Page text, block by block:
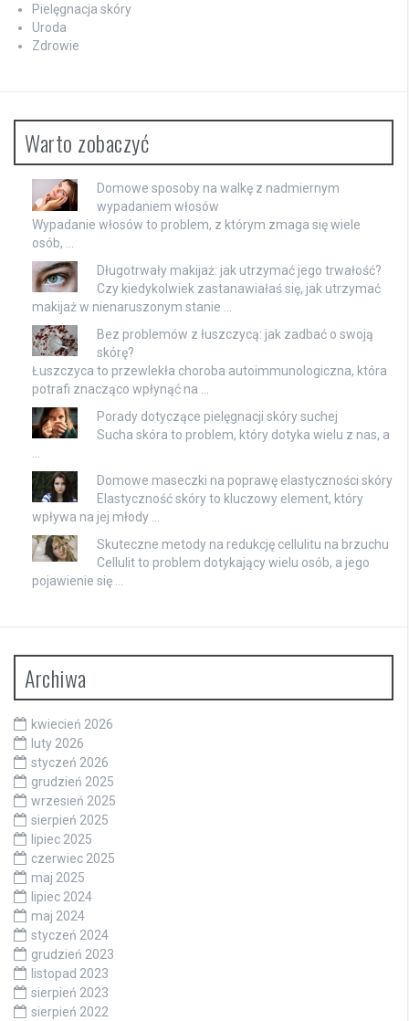
Pielęgnacja skóry
Uroda
Zdrowie
Warto zobaczyć
Domowe sposoby na walkę z nadmiernym
wypadaniem włosów
Wypadanie włosów to problem, z którym zmaga się wiele
osób, …
Długotrwały makijaż: jak utrzymać jego trwałość?
Czy kiedykolwiek zastanawiałaś się, jak utrzymać
makijaż w nienaruszonym stanie …
Bez problemów z łuszczycą: jak zadbać o swoją
skórę?
Łuszczyca to przewlekła choroba autoimmunologiczna, która
potrafi znacząco wpłynąć na …
Porady dotyczące pielęgnacji skóry suchej
Sucha skóra to problem, który dotyka wielu z nas, a
…
Domowe maseczki na poprawę elastyczności skóry
Elastyczność skóry to kluczowy element, który
wpływa na jej młody …
Skuteczne metody na redukcję cellulitu na brzuchu
Cellulit to problem dotykający wielu osób, a jego
pojawienie się …
Archiwa
kwiecień 2026
luty 2026
styczeń 2026
grudzień 2025
wrzesień 2025
sierpień 2025
lipiec 2025
czerwiec 2025
maj 2025
lipiec 2024
maj 2024
styczeń 2024
grudzień 2023
listopad 2023
sierpień 2023
sierpień 2022